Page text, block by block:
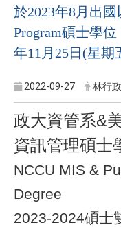
於2023年8月出
Program碩士學
年11月25日(星期
2022-09-27 林行
政大資管系&
資訊管理碩士
NCCU MIS &
Degree
2023-2024碩士